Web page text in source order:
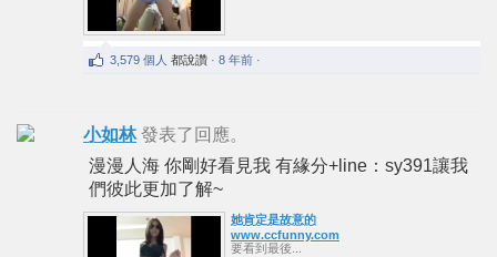
3,579 個人 都說讚 · 8 年前 ·
小如林 發表了回應。
漫漫人海 你剛好看見我 有緣分+line：sy391讓我
們彼此更加了解~
她肯定是故意的
www.ccfunny.com
要看到最後...